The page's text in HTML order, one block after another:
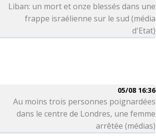
Liban: un mort et onze blessés dans une
frappe israélienne sur le sud (média
d'Etat)
05/08 16:36
Au moins trois personnes poignardées
dans le centre de Londres, une femme
arrêtée (médias)